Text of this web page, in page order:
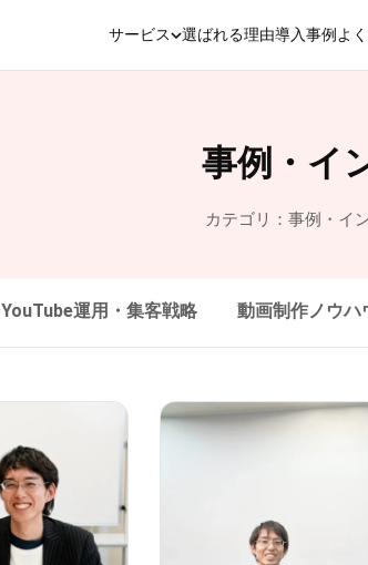
サービス 選ばれる理由導入事例 よ
事例・イ
カテゴリ：事例・イ
YouTube運用・集客戦略 動画制作ノウハ